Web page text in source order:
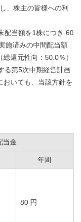
、株主の皆様への利
配当額を1株につき 60
施済みの中間配当額
還元性向：50.0％）
る第5次中期経営計画
いても、当該方針を
当金
年間
80 円